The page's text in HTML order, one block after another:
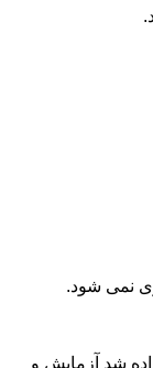
شد آزمایش و